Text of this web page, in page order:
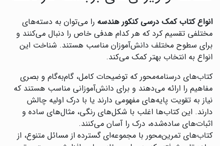
انواع کتاب کمک درسی کنکور هندسه را می‌توان به دسته‌های
مختلفی تقسیم کرد که هر کدام هدفی خاص را دنبال می‌کنند و
برای سطوح مختلف دانش‌آموزان مناسب هستند. شناخت این
انواع به انتخاب بهتر کمک می‌کند.
کتاب‌های درسنامه‌محور که توضیحات کامل، گام‌به‌گام و بصری
مفاهیم را ارائه می‌دهند و برای دانش‌آموزانی مناسب هستند که
نیاز به تقویت پایه‌های مفهومی دارند یا با درک اولیه چالش
دارند. این کتاب‌ها اغلب با شکل‌های رنگی، مثال‌های ساده و
اثبات‌های ساده‌شده، درک را آسان می‌کنند.
کتاب‌های تمرین‌محور با مجموعه‌ای گسترده از مسائل متنوع، از